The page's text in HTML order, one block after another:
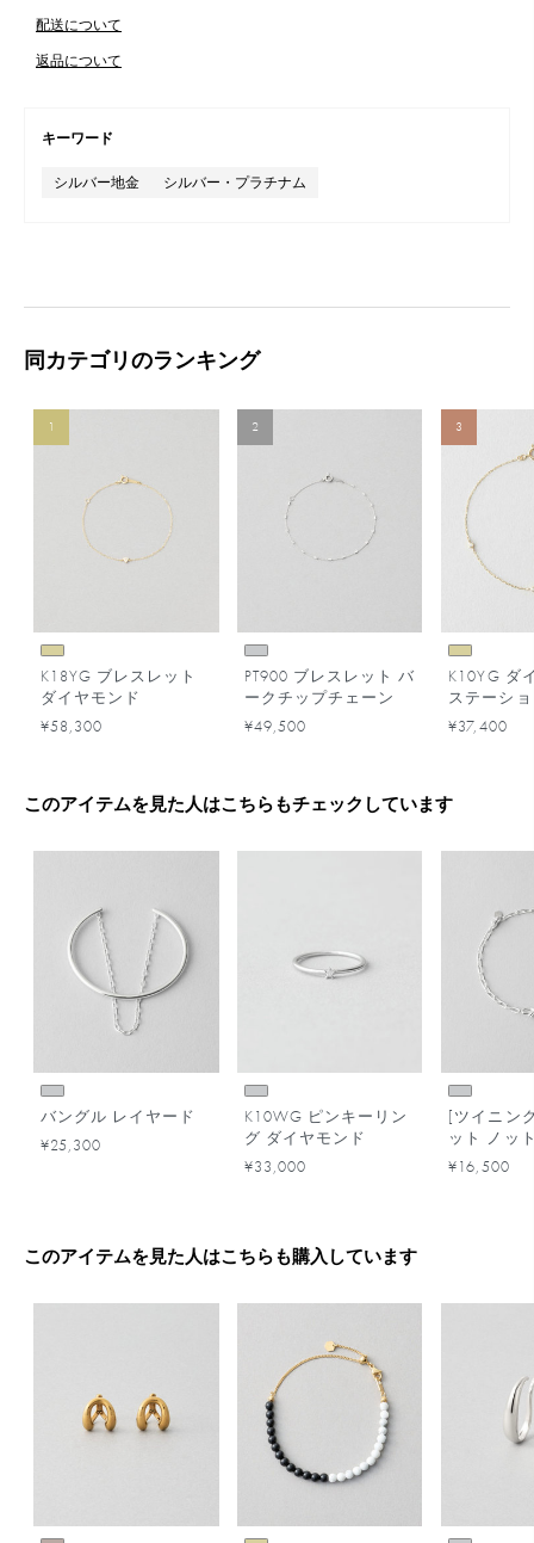
配送について
返品について
キーワード
シルバー地金 シルバー・プラチナム
同カテゴリのランキング
1
K18YG ブレスレット
ダイヤモンド
¥58,300
2
PT900 ブレスレット バ
ークチップチェーン
¥49,500
3
K10YG ダ
ステーシ
レット
¥37,400
このアイテムを見た人はこちらもチェックしています
バングル レイヤード
¥25,300
K10WG ピンキーリン
グ ダイヤモンド
¥33,000
[ツイニン
ット ノッ
¥16,500
このアイテムを見た人はこちらも購入しています